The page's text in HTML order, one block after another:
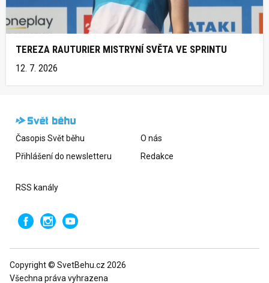
TEREZA RAUTURIER MISTRYNÍ SVĚTA VE SPRINTU
12. 7. 2026
Časopis Svět běhu
Přihlášení do newsletteru
O nás
Redakce
RSS kanály
Copyright © SvetBehu.cz 2026
Všechna práva vyhrazena